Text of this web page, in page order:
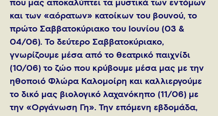
που μας αποκαλύπτει τα μυστικά των εντόμων
και των «αόρατων» κατοίκων του βουνού, το
πρώτο Σαββατοκύριακο του Ιουνίου (03 &
04/06). Το δεύτερο Σαββατοκύριακο,
γνωρίζουμε μέσα από το θεατρικό παιχνίδι
(10/06) το ζώο που κρύβουμε μέσα μας με την
ηθοποιό Φλώρα Καλομοίρη και καλλιεργούμε
το δικό μας βιολογικό λαχανόκηπο (11/06) με
την «Οργάνωση Γη». Την επόμενη εβδομάδα,